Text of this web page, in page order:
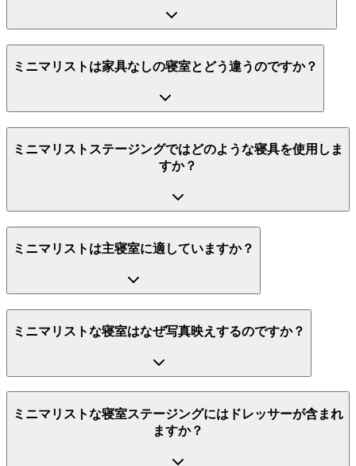
ミニマリストは家具なしの寝室とどう違うのですか？
ミニマリストステージングではどのような寝具を使用しま
すか？
ミニマリストは主寝室に適していますか？
ミニマリストな寝室はなぜ写真映えするのですか？
ミニマリストな寝室ステージングにはドレッサーが含まれ
ますか？